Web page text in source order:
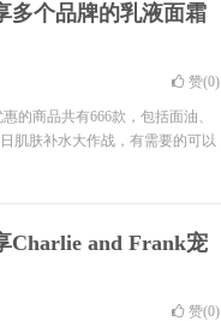
多个品牌的乳液面霜
赞(0)
的商品共有666款，包括面油、
肌肤补水大作战，有需要的可以
Charlie and Frank宠
赞(0)